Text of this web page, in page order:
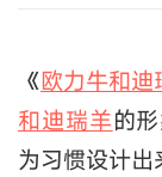
《欧力牛和迪
和迪瑞羊的
为习惯设计